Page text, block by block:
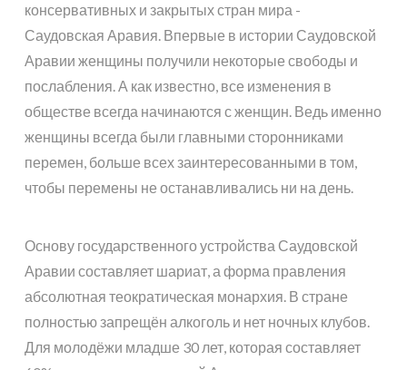
консервативных и закрытых стран мира -
Саудовская Аравия. Впервые в истории Саудовской
Аравии женщины получили некоторые свободы и
послабления. А как известно, все изменения в
обществе всегда начинаются с женщин. Ведь именно
женщины всегда были главными сторонниками
перемен, больше всех заинтересованными в том,
чтобы перемены не останавливались ни на день.
Основу государственного устройства Саудовской
Аравии составляет шариат, а форма правления
абсолютная теократическая монархия. В стране
полностью запрещён алкоголь и нет ночных клубов.
Для молодёжи младше 30 лет, которая составляет